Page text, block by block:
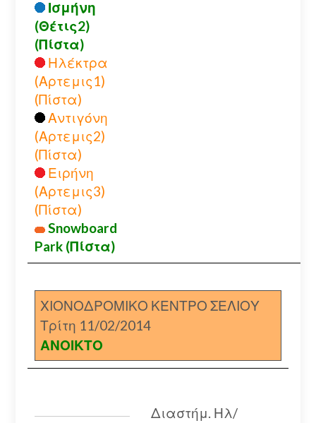
Ισμήνη
(Θέτις2)
(Πίστα)
Ηλέκτρα
(Αρτεμις1)
(Πίστα)
Αντιγόνη
(Αρτεμις2)
(Πίστα)
Ειρήνη
(Αρτεμις3)
(Πίστα)
Snowboard
Park (Πίστα)
ΧΙΟΝΟΔΡΟΜΙΚΟ ΚΕΝΤΡΟ ΣΕΛΙΟΥ
Τρίτη 11/02/2014
ΑΝΟΙΚΤΟ
Διαστήμ. Ηλ/